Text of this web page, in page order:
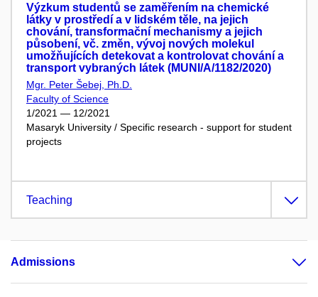
Výzkum studentů se zaměřením na chemické
látky v prostředí a v lidském těle, na jejich
chování, transformační mechanismy a jejich
působení, vč. změn, vývoj nových molekul
umožňujících detekovat a kontrolovat chování a
transport vybraných látek (MUNI/A/1182/2020)
Mgr. Peter Šebej, Ph.D.
Faculty of Science
1/2021 — 12/2021
Masaryk University / Specific research - support for student
projects
Teaching
Admissions